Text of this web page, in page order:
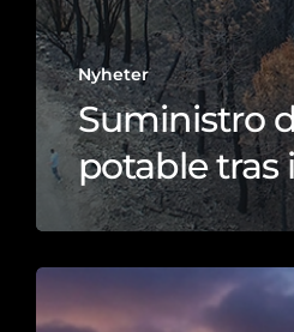
Nyheter
Suministro
potable tras